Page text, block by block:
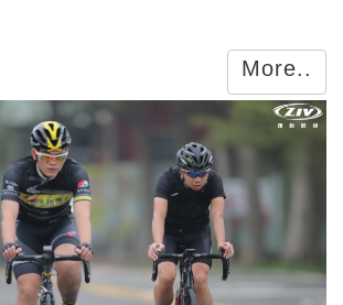
More..